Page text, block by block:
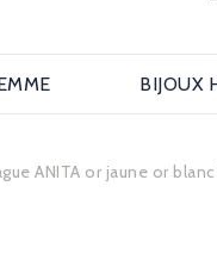
BIJOUX
ANITA or jaune or